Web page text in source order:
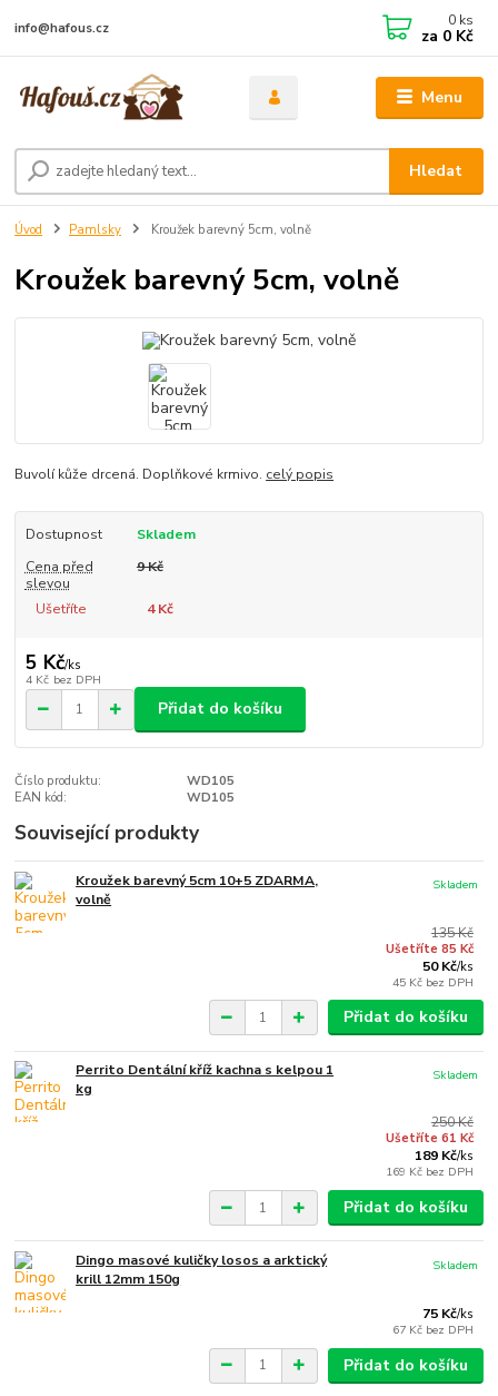
Menu
Hledat
info@hafous.cz 0 ks
za 0 Kč
Úvod Pamlsky Kroužek barevný 5cm, volně
Kroužek barevný 5cm, volně
Buvolí kůže drcená. Doplňkové krmivo. celý popis
Dostupnost
Skladem
Cena před
slevou
9 Kč
Ušetříte 4 Kč
5 Kč/ks
4 Kč bez DPH
Přidat do košíku
Číslo produktu:
WD105
EAN kód:
WD105
Související produkty
Kroužek barevný 5cm 10+5 ZDARMA,
volně
135 Kč
Ušetříte 85 Kč
50 Kč/ks
45 Kč bez DPH
Skladem
Přidat do košíku
Perrito Dentální kříž kachna s kelpou 1
kg
250 Kč
Ušetříte 61 Kč
189 Kč/ks
169 Kč bez DPH
Skladem
Přidat do košíku
Dingo masové kuličky losos a arktický
krill 12mm 150g
75 Kč/ks
67 Kč bez DPH
Skladem
Přidat do košíku